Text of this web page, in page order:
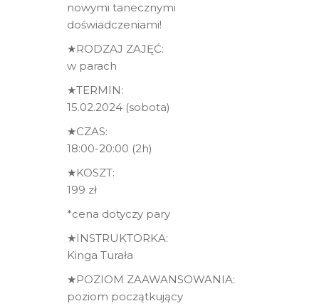
nowymi tanecznymi
doświadczeniami!
★RODZAJ ZAJĘĆ:
w parach
★TERMIN:
15.02.2024 (sobota)
★CZAS:
18:00-20:00 (2h)
★KOSZT:
199 zł
*cena dotyczy pary
★INSTRUKTORKA:
Kinga Turała
★POZIOM ZAAWANSOWANIA:
poziom początkujący